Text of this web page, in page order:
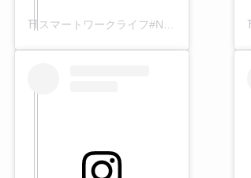
⛩️スマートワークライフ#Nikko ⛩️(@smartwl.nikko)がシェアした投稿